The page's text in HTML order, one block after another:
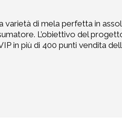
varietà di mela perfetta in
L’obiettivo del
in più di 400 punti vendita